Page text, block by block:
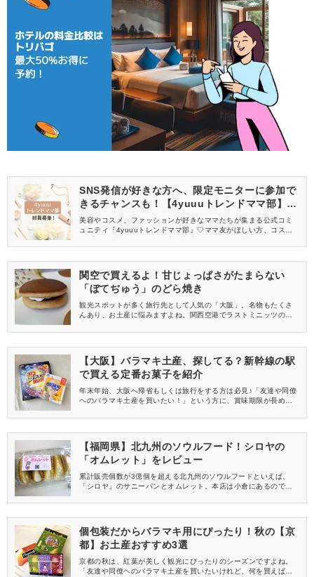
SNS発信が好きな方へ、限定モニターに参加で
きるチャンスも！【4yuuuトレンドママ部】部
員募集中
美容やコスメ、ファッションが好きなママたちが集まる公式コミ
ュニティ『4yuuuトレンドママ部』♡ママ友がほしい方、コスメサ
信してくれる方を募集しています！
関空で買えるよ！甘じょっぱさがたまらない
「ぼてぢゅう」のどら焼き
観光スポットが多く旅行先として人気の「大阪」。名物もたくさ
んあり、お土産に悩みますよね。関西空港でラストミニッツのお
てぢゅう」が販売する、丹波の黒太郎監修の丹波黒豆が使われた
【大阪】バラマキ土産、探してる？新幹線の駅
で買える定番お菓子を紹介
年末年始、大阪へ帰省もしくは旅行をする方は必見♪「友達や同僚
ヘのバラマキ土産を買いたい！」という方に、賞味期限が長めで
大阪駅」構内でササっと買える商品なので、お土産選びに迷いた
【福岡県】北九州のソウルフード！シロヤの
「オムレット」をレビュー
累計販売個数が3億個を超える北九州のソウルフードといえば、
「シロヤ」のサニーパンとオムレット。本店は小倉にあるので、
良ければ博多駅構内デイトスの「いっぴん通り」でも購入可能で
個包装だからバラマキ用にぴったり！秋の【京
都】お土産おすすめ3選
京都の秋は、紅葉が美しく観光にぴったりのシーズンですよね。
「友達や同僚ヘのバラマキ土産を買いたいけれど、何を買えばい